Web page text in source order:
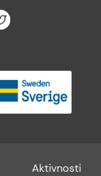
Footer
Aktivnosti